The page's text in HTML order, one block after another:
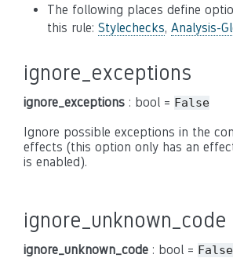
The following places define
this rule: Stylechecks, Analysis-
ignore_exceptions
ignore_exceptions : bool = False
Ignore possible exceptions in the
effects (this option only has an
is enabled).
ignore_unknown_code
ignore_unknown_code : bool = False